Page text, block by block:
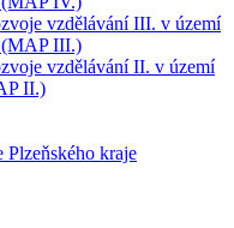
vzdělávání III. v území
(MAP III.)
vzdělávání II. v území
II.)
Plzeňského kraje